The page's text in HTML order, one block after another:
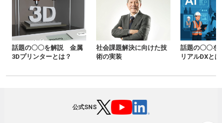
話題の〇〇を解説 金属
3Dプリンターとは？
社会課題解決に向けた技
術の実装
話題の〇〇
リアルDXと
公式SNS